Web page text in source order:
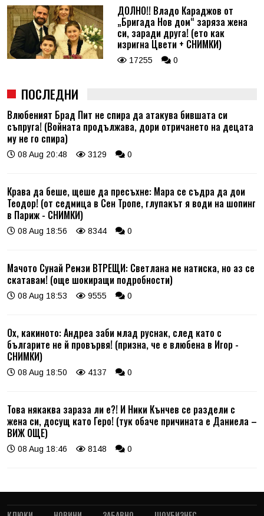
ДОЛНО!! Владо Караджов от
„Бригада Нов дом“ заряза жена
си, заради друга! (ето как
изригна Цвети + СНИМКИ)
17255 0
ПОСЛЕДНИ
Влюбеният Брад Пит не спира да атакува бившата си
съпруга! (Войната продължава, дори отричането на децата
му не го спира)
08 Aug 20:48 3129 0
Крава да беше, щеше да пресъхне: Мара се съдра да дои
Теодор! (от седмица в Сен Тропе, глупакът я води на шопинг
в Париж - СНИМКИ)
08 Aug 18:56 8344 0
Мачото Сунай Ремзи ВТРЕЩИ: Светлана ме натиска, но аз се
скатавам! (още шокиращи подробности)
08 Aug 18:53 9555 0
Ох, какиното: Андреа заби млад руснак, след като с
българите не й провървя! (призна, че е влюбена в Игор -
СНИМКИ)
08 Aug 18:50 4137 0
Това някаква зараза ли е?! И Ники Кънчев се раздели с
жена си, досущ като Геро! (тук обаче причината е Даниела –
ВИЖ ОЩЕ)
08 Aug 18:46 8148 0